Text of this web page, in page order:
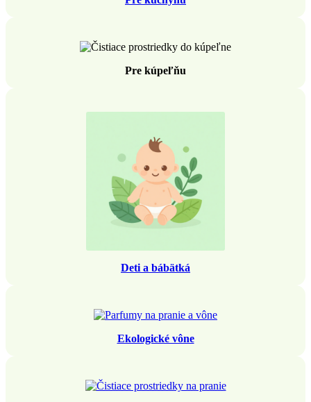
Pre kúpeľňu
Deti a bábätká
Ekologické vône